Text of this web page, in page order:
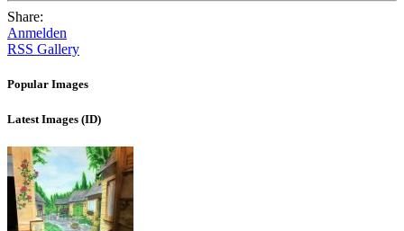
Share:
Anmelden
RSS Gallery
Popular Images
Latest Images (ID)